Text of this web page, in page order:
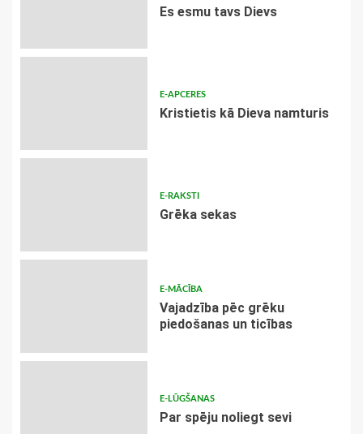
Es esmu tavs Dievs
E-APCERES
Kristietis kā Dieva namturis
E-RAKSTI
Grēka sekas
E-MĀCĪBA
Vajadzība pēc grēku
piedošanas un ticības
E-LŪGŠANAS
Par spēju noliegt sevi